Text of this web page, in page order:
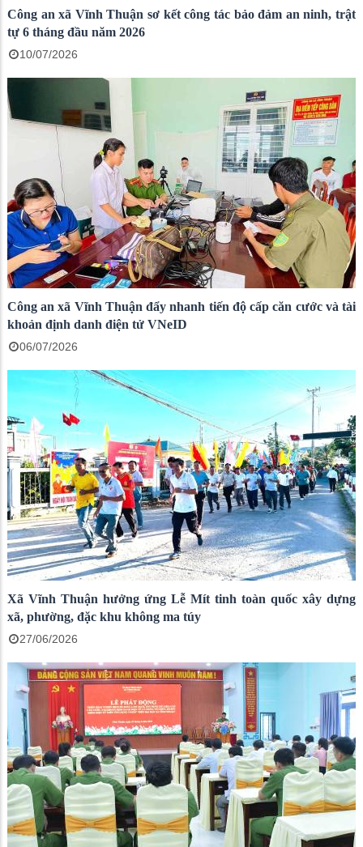
Công an xã Vĩnh Thuận sơ kết công tác bảo đảm an ninh, trật
tự 6 tháng đầu năm 2026
10/07/2026
Công an xã Vĩnh Thuận đẩy nhanh tiến độ cấp căn cước và tài
khoản định danh điện tử VNeID
06/07/2026
Xã Vĩnh Thuận hưởng ứng Lễ Mít tinh toàn quốc xây dựng
xã, phường, đặc khu không ma túy
27/06/2026